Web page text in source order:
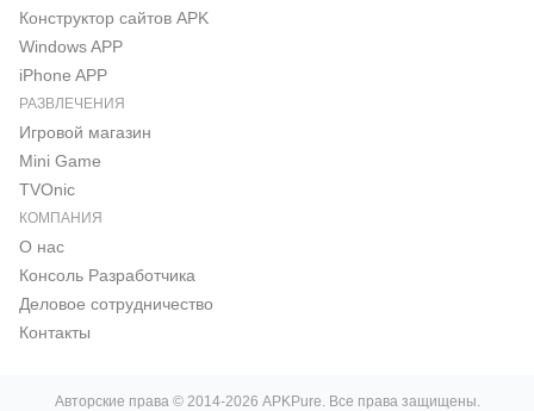
Конструктор сайтов APK
Windows APP
iPhone APP
РАЗВЛЕЧЕНИЯ
Игровой магазин
Mini Game
TVOnic
КОМПАНИЯ
О нас
Консоль Pазработчика
Деловое сотрудничество
Контакты
Авторские права © 2014-2026 APKPure. Все права защищены.